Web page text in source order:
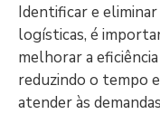
Identificar e eliminar
logísticas, é
melhorar a
reduzindo o tempo
atender às